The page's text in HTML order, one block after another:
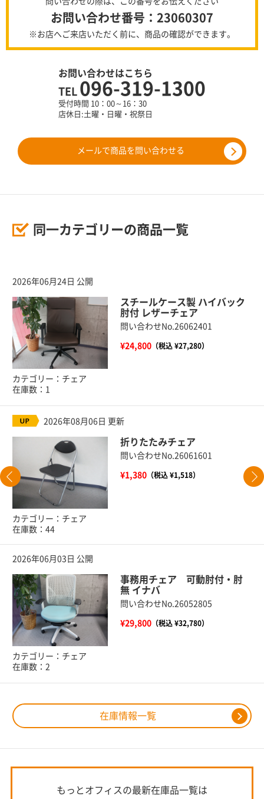
お問い合わせ番号：23060307
※お店へご来店いただく前に、商品の確認ができます。
お問い合わせはこちら
TEL 096-319-1300
受付時間 10：00～16：30
店休日:土曜・日曜・祝祭日
メールで商品を問い合わせる
同一カテゴリーの商品一覧
在庫情報一覧
2026年06月24日 公開
スチールケース製 ハイバック
肘付 レザーチェア
問い合わせNo.26062401
¥24,800（税込 ¥27,280）
カテゴリー：チェア
在庫数：1
2026年08月06日 更新
折りたたみチェア
問い合わせNo.26061601
¥1,380（税込 ¥1,518）
カテゴリー：チェア
在庫数：44
2026年06月03日 公開
事務用チェア 可動肘付・肘
無 イナバ
問い合わせNo.26052805
¥29,800（税込 ¥32,780）
カテゴリー：チェア
在庫数：2
もっとオフィスの最新在庫品一覧は